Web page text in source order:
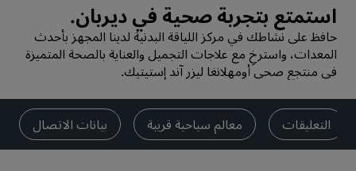
استمتع بتجربة صحية في ديربان.
حافظ على نشاطك في مركز اللياقة البدنية لدينا المجهز بأحدث
المعدات، واسترخِ مع علاجات التجميل والعناية بالصحة المتميزة
في منتجع صحي أومهلانغا ليزر آند إستيتيك.
التعليقات معالم سياحية قريبة بيانات الاتصال